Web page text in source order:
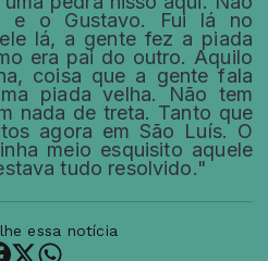
e o Gustavo. Fui lá no
lá, a gente fez a piada
era pai do outro. Aquilo
coisa que a gente fala
piada velha. Não tem
nada de treta. Tanto que
agora em São Luís. O
meio esquisito aquele
tudo resolvido."
essa notícia